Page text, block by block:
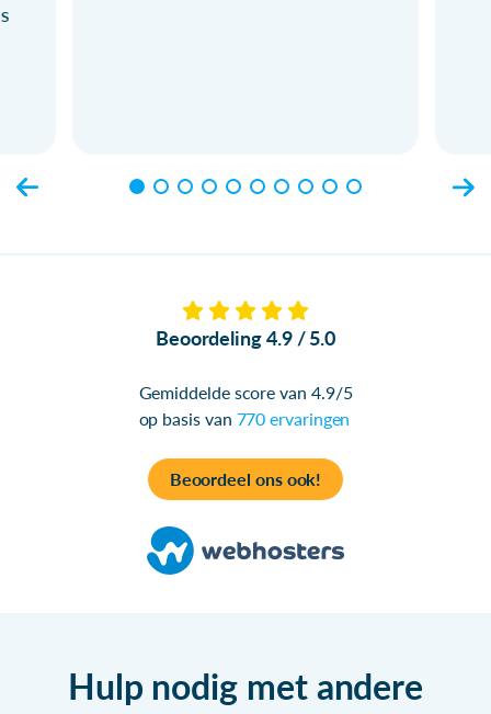
Beoordeling 4.9 / 5.0
Gemiddelde score van 4.9/5
op basis van 770 ervaringen
Beoordeel ons ook!
Hulp nodig met andere